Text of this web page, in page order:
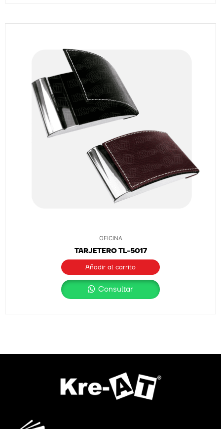
OFICINA
TARJETERO TL-5017
Añadir al carrito
Consultar